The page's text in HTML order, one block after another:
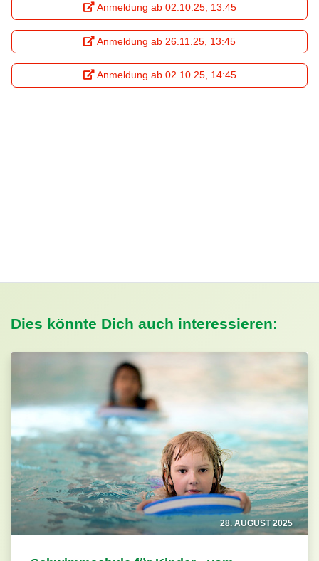
Anmeldung ab 02.10.25, 13:45
Anmeldung ab 26.11.25, 13:45
Anmeldung ab 02.10.25, 14:45
Dies könnte Dich auch interessieren:
28. AUGUST 2025